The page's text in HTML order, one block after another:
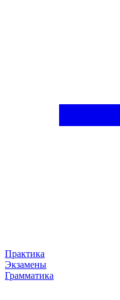
Практика
Экзамены
Грамматика